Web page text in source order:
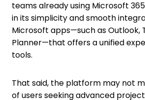
teams already using Microsoft
in its simplicity and smooth
Microsoft apps—such as Outlook,
Planner—that offers a unified
tools.
That said, the platform may not
of users seeking advanced